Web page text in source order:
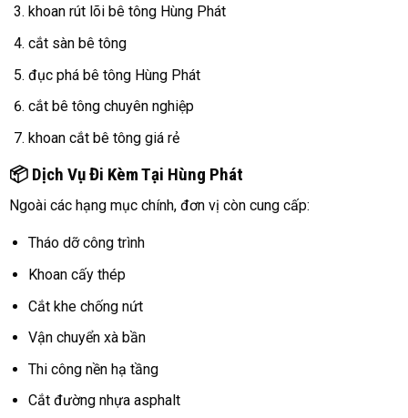
khoan rút lõi bê tông Hùng Phát
cắt sàn bê tông
đục phá bê tông Hùng Phát
cắt bê tông chuyên nghiệp
khoan cắt bê tông giá rẻ
📦 Dịch Vụ Đi Kèm Tại Hùng Phát
Ngoài các hạng mục chính, đơn vị còn cung cấp:
Tháo dỡ công trình
Khoan cấy thép
Cắt khe chống nứt
Vận chuyển xà bần
Thi công nền hạ tầng
Cắt đường nhựa asphalt